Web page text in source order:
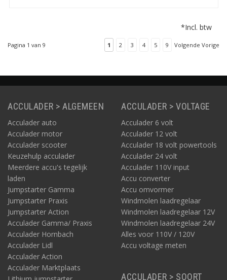
balancing en slim laden.
*Incl. btw
Pagina 1 van 9 1 2 3 4 5 9 Volgende Vorige
ACCULADER > ALGEMEEN
Acculader auto
Acculader motor
Acculader scooter
Keuzehulp acculader
Meerdere accu's tegelijk
laden
Jumpstarter Gamma
Jumpstarter Praxis
Jumpstarter Action
Acculader Gamma/ Praxis
Acculader Hornbach
Acculader Lidl
Acculader Action
Acculader Marktplaats
ACCULADER > VOLTAGE
Acculader 6 volt
Acculader 12 volt
Acculader 18 volt powertools
Acculader 24 volt
Acculader 110V input
Accu converter
Accu omvormer
Windmolen laadregelaar
Windmolen laadregelaar 12V
Windmolen laadregelaar 24V
Alles voor 110V / 120V
Accu voltage meten
ACCULADER > SOORT